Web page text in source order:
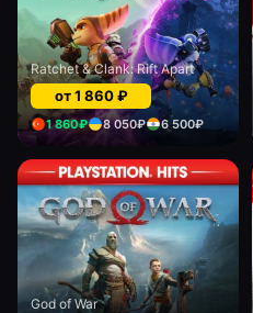
Ratchet & Clank: Rift Apart
от1 860₽
1 860₽ 8 050₽ 6 500₽
God of War